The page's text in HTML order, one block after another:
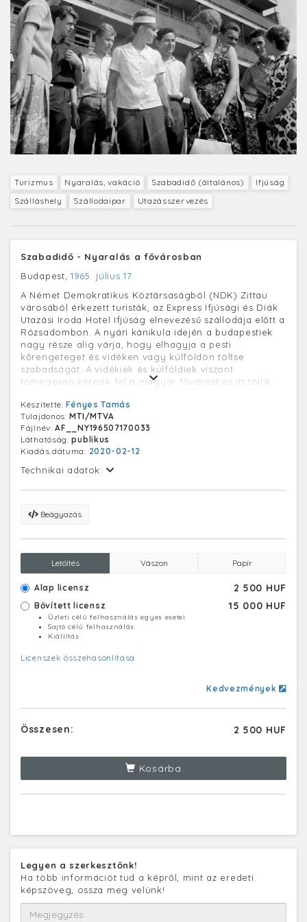
Turizmus Nyaralás, vakáció Szabadidő (általános)
Ifjúság
Szálláshely
Szállodaipar Utazásszervezés
Szabadidő - Nyaralás a fővárosban
Budapest, 1965. július 17.
A Német Demokratikus Köztársaságból (NDK) Zittau
városából érkezett turisták, az Express Ifjúsági és Diák
Utazási Iroda Hotel Ifjúság elnevezésű szállodája előtt a
Rózsadombon. A nyári kánikula idején a budapestiek
nagy része alig várja, hogy elhagyja a pesti
kőrengeteget és vidéken vagy külföldön töltse
szabadságát. A vidékiek és külföldiek viszont
tömegesen keresik fel a magyar fővárost és itt töltik
Készítette:Fényes Tamás
Tulajdonos:MTI/MTVA
Fájlnév:AF__NY196507170033
Láthatóság:publikus
Kiadás dátuma: 2020-02-12
Technikai adatok:
Beágyazás
Letöltés Vászon Papír
Alap licensz 2 500 HUF
Bővített licensz 15 000 HUF
Üzleti célú felhasználás egyes esetei
Sajtó célú felhasználás
Kiállítás
Licenszek összehasonlítása
Kedvezmények
Összesen: 2 500 HUF
Kosárba
Legyen a szerkesztőnk!
Ha több információt tud a képről, mint az eredeti
képszöveg, ossza meg velünk!